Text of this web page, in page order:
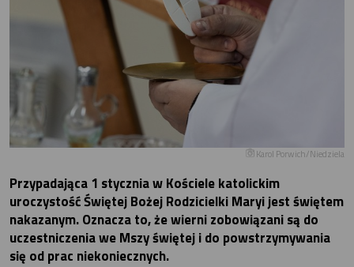
Karol Porwich/Niedziela
Przypadająca 1 stycznia w Kościele katolickim
uroczystość Świętej Bożej Rodzicielki Maryi jest świętem
nakazanym. Oznacza to, że wierni zobowiązani są do
uczestniczenia we Mszy świętej i do powstrzymywania
się od prac niekoniecznych.